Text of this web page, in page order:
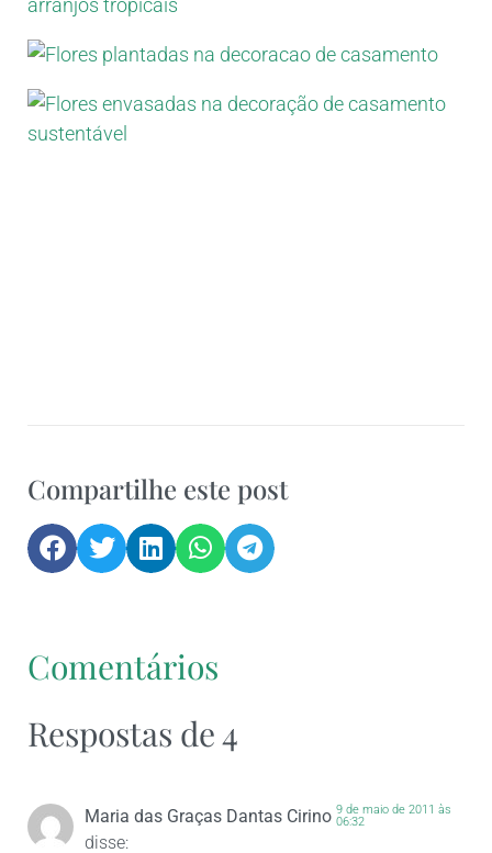
Compartilhe este post
Comentários
Respostas de 4
Maria das Graças Dantas Cirino
disse:
9 de maio de 2011 às
06:32